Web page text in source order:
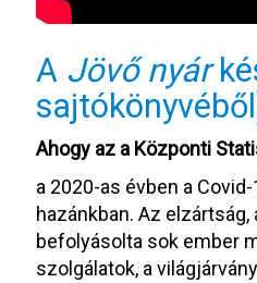
A Jövő nyár
Ahogy az a Központi
a 2020-as évben a
hazánkban. Az
befolyásolta sok ember
szolgálatok, a